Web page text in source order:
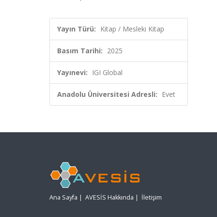
Yayın Türü: Kitap / Mesleki Kitap
Basım Tarihi: 2025
Yayınevi: IGI Global
Anadolu Üniversitesi Adresli: Evet
Ana Sayfa | AVESİS Hakkında | İletişim